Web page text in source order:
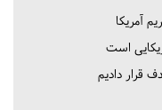
آمریکا
است
قرار دادیم